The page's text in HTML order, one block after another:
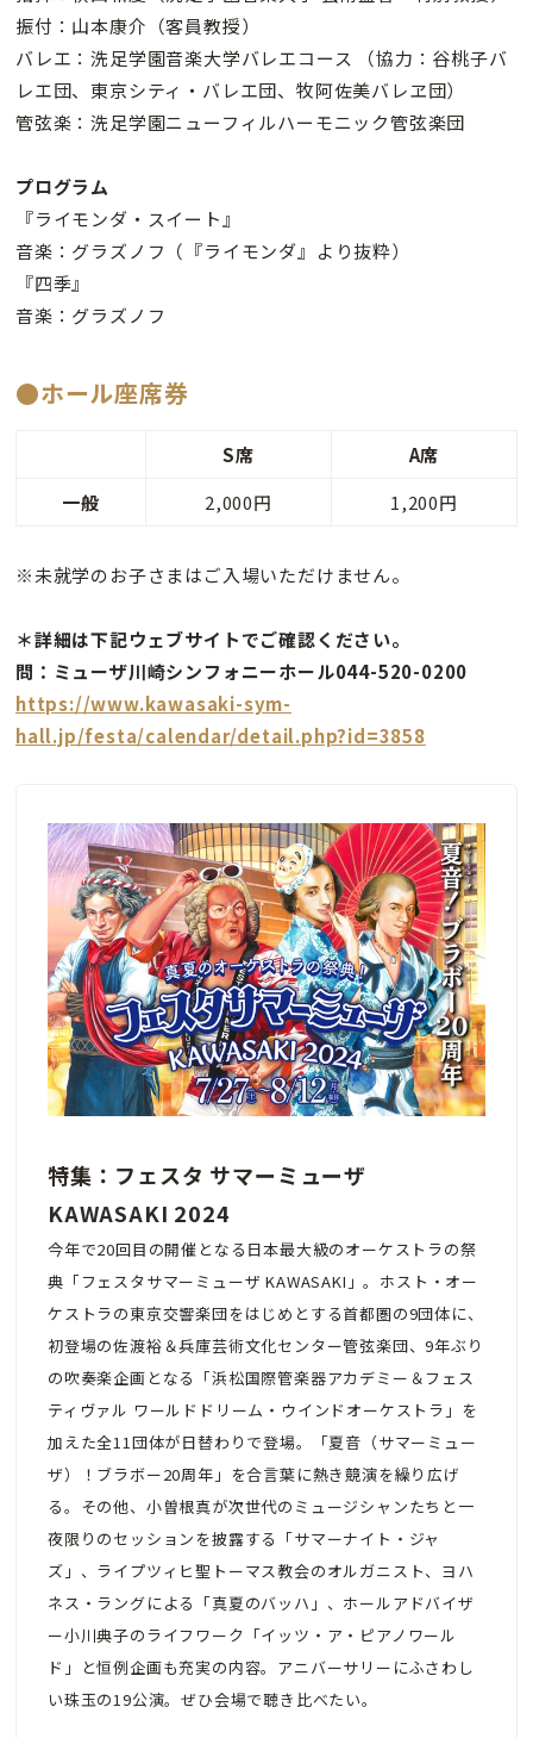
振付：山本康介（客員教授）
バレエ：洗足学園音楽大学バレエコース （協力：谷桃子バ
レエ団、東京シティ・バレエ団、牧阿佐美バレヱ団）
管弦楽：洗足学園ニューフィルハーモニック管弦楽団
プログラム
『ライモンダ・スイート』
音楽：グラズノフ（『ライモンダ』より抜粋）
『四季』
音楽：グラズノフ
●ホール座席券
S席
A席
一般
2,000円 1,200円
※未就学のお子さまはご入場いただけません。
＊詳細は下記ウェブサイトでご確認ください。
問：ミューザ川崎シンフォニーホール044-520-0200
https://www.kawasaki-sym-
hall.jp/festa/calendar/detail.php?id=3858
特集：フェスタ サマーミューザ
KAWASAKI 2024
今年で20回目の開催となる日本最大級のオーケストラの祭
典「フェスタサマーミューザ KAWASAKI」。ホスト・オー
ケストラの東京交響楽団をはじめとする首都圏の9団体に、
初登場の佐渡裕＆兵庫芸術文化センター管弦楽団、9年ぶり
の吹奏楽企画となる「浜松国際管楽器アカデミー＆フェス
ティヴァル ワールドドリーム・ウインドオーケストラ」を
加えた全11団体が日替わりで登場。「夏音（サマーミュー
ザ）！ブラボー20周年」を合言葉に熱き競演を繰り広げ
る。その他、小曽根真が次世代のミュージシャンたちと一
夜限りのセッションを披露する「サマーナイト・ジャ
ズ」、ライプツィヒ聖トーマス教会のオルガニスト、ヨハ
ネス・ラングによる「真夏のバッハ」、ホールアドバイザ
ー小川典子のライフワーク「イッツ・ア・ピアノワール
ド」と恒例企画も充実の内容。アニバーサリーにふさわし
い珠玉の19公演。ぜひ会場で聴き比べたい。